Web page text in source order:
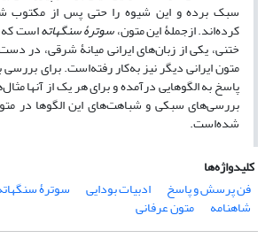
سبک برده‌‌ و این شیوه را حتی پس از مکتوب
کرده‌‌اند. ازجملۀ این متون،سوترۀ سنگهاتهاست که
ختنی، یکی از زبان‌‌های ایرانی میانۀ شرقی، در
متون ایرانی دیگر نیز به‌کار رفته‌است. برای
پاسخ به الگوهایی درآمده و برای هر یک از آنها
بررسی‌‌های سبکی و شباهت‌‌های این الگوها در
شده‌است.
کلیدواژه‌ها
فن پرسش و پاسخ
ادبیات بودایی سوترۀ
شاهنامه متون عرفانی